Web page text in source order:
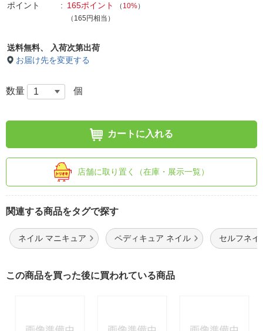
ポイント 165ポイント （ 10%）
（165円相当）
送料無料、
入荷次第出荷
お届け先を変更する
数量 個
カートに入れる
店舗に取り置く（在庫・展示一覧）
関連する商品をタグで探す
ネイル マニキュア ペディキュア ネイル セルフネイ
この商品を買った後に買われている商品